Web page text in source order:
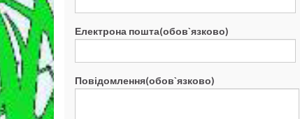
Електрона пошта(обов`язково)
Повідомлення(обов`язково)